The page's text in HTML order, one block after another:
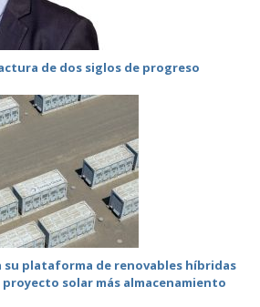
de dos siglos de progreso
su plataforma de renovables híbridas
proyecto solar más almacenamiento